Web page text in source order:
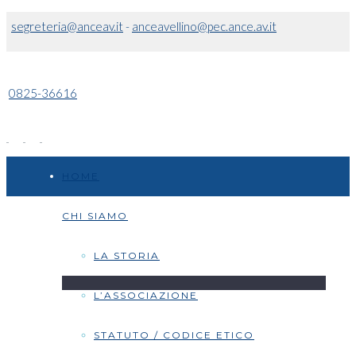
segreteria@anceav.it- anceavellino@pec.ance.av.it
0825-36616
CHI SIAMO
LA STORIA
L’ASSOCIAZIONE
STATUTO / CODICE ETICO